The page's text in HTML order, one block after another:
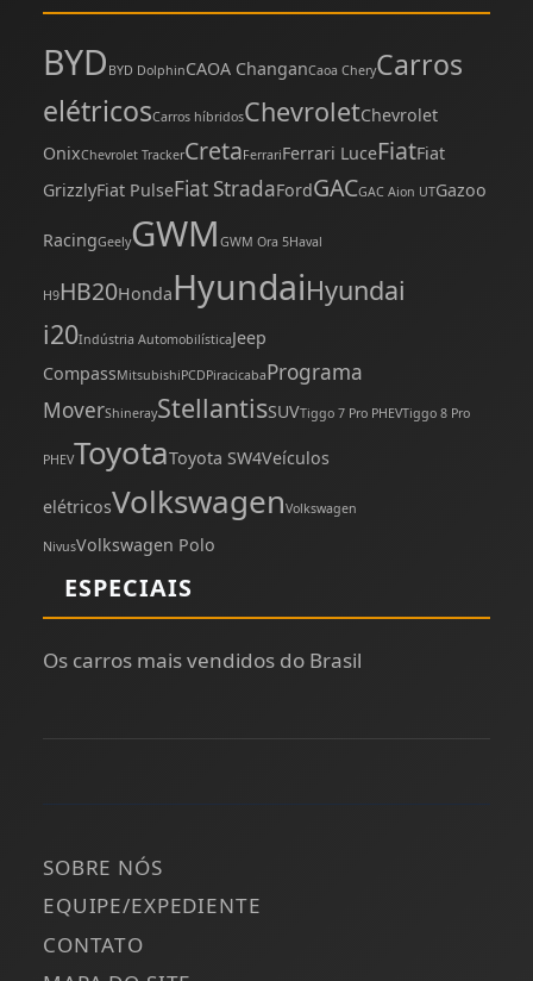
BYD BYD DolphinCAOA ChanganCaoa CheryCarros
elétricosCarros híbridosChevroletChevrolet
OnixChevrolet TrackerCretaFerrariFerrari LuceFiatFiat
GrizzlyFiat PulseFiat StradaFordGACGAC Aion UTGazoo
RacingGeelyGWM GWM Ora 5Haval
H9HB20HondaHyundaiHyundai
i20Indústria AutomobilísticaJeep
CompassMitsubishiPCDPiracicabaPrograma
MoverShinerayStellantisSUVTiggo 7 Pro PHEVTiggo 8 Pro
PHEVToyotaToyota SW4Veículos
elétricosVolkswagenVolkswagen
NivusVolkswagen Polo
ESPECIAIS
Os carros mais vendidos do Brasil
SOBRE NÓS
EQUIPE/EXPEDIENTE
CONTATO